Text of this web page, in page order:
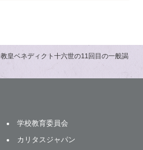
教皇ベネディクト十六世の11回目の一般謁
学校教育委員会
カリタスジャパン